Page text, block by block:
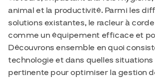
animal et la productivité. Parmi les
solutions existantes, le racleur à
comme un équipement efficace et
Découvrons ensemble en quoi
technologie et dans quelles situations
pertinente pour optimiser la gestion